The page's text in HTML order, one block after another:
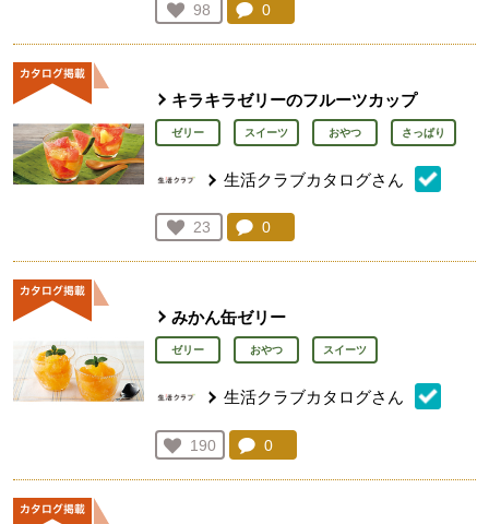
お気に入り登録：
98
人が登録
コメント：
0
キラキラゼリーのフルーツカップ
ゼリー スイーツ おやつ さっぱり
生活クラブカタログさん
お気に入り登録：
23
人が登録
コメント：
0
みかん缶ゼリー
ゼリー おやつ スイーツ
生活クラブカタログさん
お気に入り登録：
190
人が登録
コメント：
0